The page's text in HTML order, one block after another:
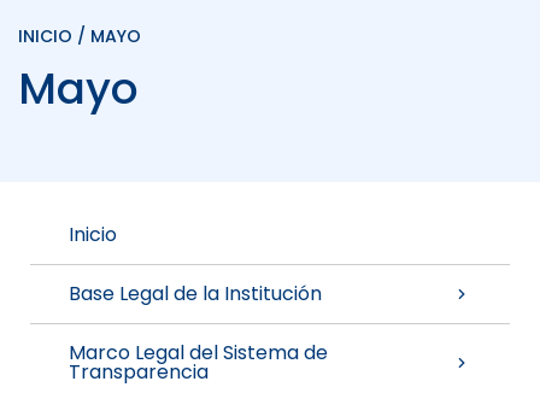
INICIO / MAYO
Mayo
Inicio
Base Legal de la Institución
Marco Legal del Sistema de
Transparencia